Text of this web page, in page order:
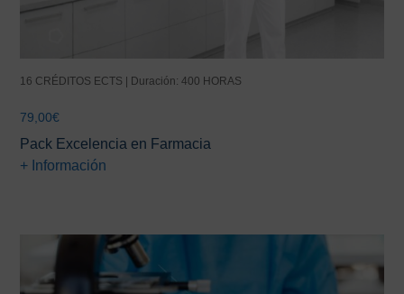
16 CRÉDITOS ECTS | Duración: 400 HORAS
79,00€
Pack Excelencia en Farmacia
+ Información